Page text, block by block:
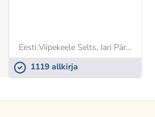
Eesti Viipekeele Selts, Jari Pärgma
1119 allkirja